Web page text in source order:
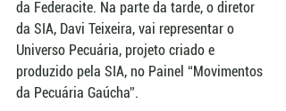
da Federacite. Na parte da tarde, o diretor
da SIA, Davi Teixeira, vai representar o
Universo Pecuária, projeto criado e
produzido pela SIA, no Painel “Movimentos
da Pecuária Gaúcha”.